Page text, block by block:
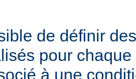
de définir
pour
à une